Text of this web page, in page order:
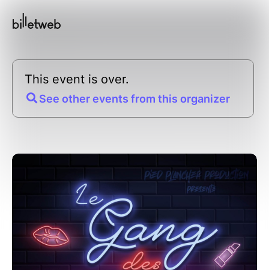
This event is over.
See other events from this organizer